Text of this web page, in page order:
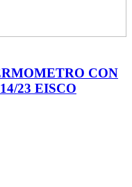
CON
23 EISCO